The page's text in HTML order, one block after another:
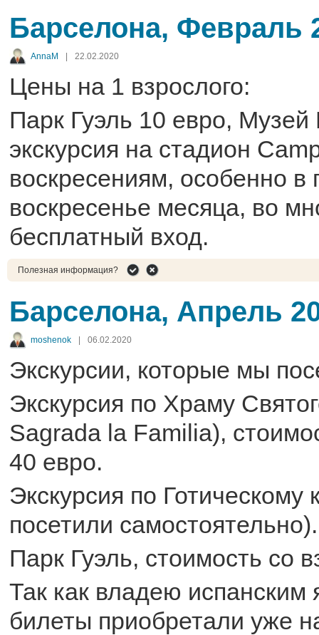
Барселона, Февраль
AnnaM 22.02.2020
Цены на 1 взрослого:
Парк Гуэль 10 евро, Музей
экскурсия на стадион
воскресениям, особенно в
воскресенье месяца, во
бесплатный вход.
Полезная информация?
Барселона, Апрель
moshenok 06.02.2020
Экскурсии, которые мы
Экскурсия по Храму
Sagrada la Familia),
40 евро.
Экскурсия по Готическому
посетили самостоятельно).
Парк Гуэль, стоимость со
Так как владею испанским
билеты приобретали уже